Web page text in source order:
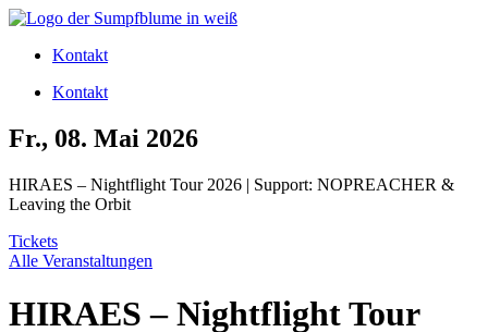
Zum
wechselnKontakt
Kontakt
Fr., 08. Mai 2026
HIRAES – Nightflight Tour 2026 | Support: NOPREACHER &
Leaving the Orbit
Tickets
Alle Veranstaltungen
HIRAES – Nightflight Tour